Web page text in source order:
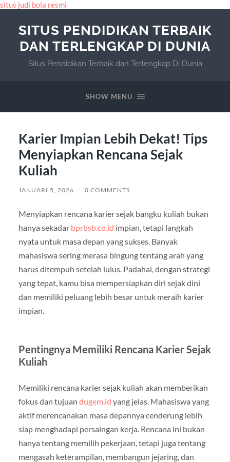
situs judi bola resmi
SITUS PENDIDIKAN TERBAIK
DAN TERLENGKAP DI DUNIA
Situs Pendidikan Terbaik dan Terlengkap Di Dunia
SHOW MENU
Karier Impian Lebih Dekat! Tips
Menyiapkan Rencana Sejak
Kuliah
JANUARI 5, 2026 / 0 COMMENTS
Menyiapkan rencana karier sejak bangku kuliah bukan
hanya sekadar bprbsb.co.id impian, tetapi langkah
nyata untuk masa depan yang sukses. Banyak
mahasiswa sering merasa bingung tentang arah yang
harus ditempuh setelah lulus. Padahal, dengan strategi
yang tepat, kamu bisa mempersiapkan diri sejak dini
dan memiliki peluang lebih besar untuk meraih karier
impian.
Pentingnya Memiliki Rencana Karier Sejak
Kuliah
Memiliki rencana karier sejak kuliah akan memberikan
fokus dan tujuan dugem.id yang jelas. Mahasiswa yang
aktif merencanakan masa depannya cenderung lebih
siap menghadapi persaingan kerja. Rencana ini bukan
hanya tentang memilih pekerjaan, tetapi juga tentang
mengasah keterampilan, membangun jejaring, dan